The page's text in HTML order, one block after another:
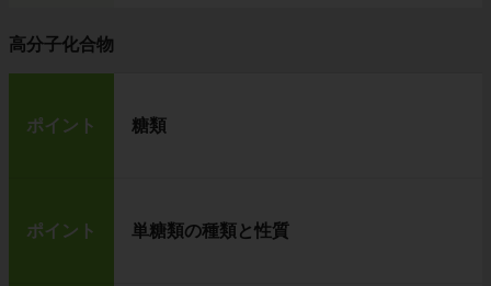
高分子化合物
ポイント 糖類
ポイント 単糖類の種類と性質